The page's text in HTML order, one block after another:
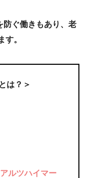
防ぐ働きもあり、老
す。
は？＞
アルツハイマー